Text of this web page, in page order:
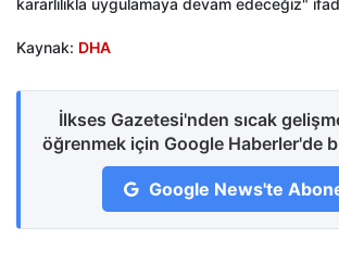
kararlılıkla uygulamaya devam edeceğiz"
Kaynak: DHA
İlkses Gazetesi'nden sıcak
öğrenmek için Google Haberler'de
Google News'te